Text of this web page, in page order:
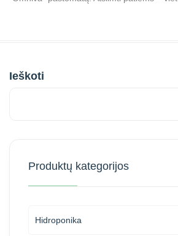
Ieškoti
Produktų kategorijos
Hidroponika